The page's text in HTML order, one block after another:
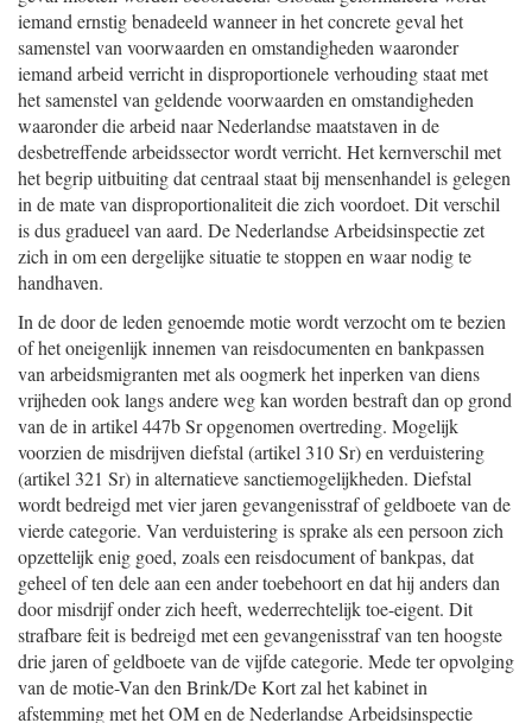
iemand ernstig benadeeld wanneer in het concrete geval het
samenstel van voorwaarden en omstandigheden waaronder
iemand arbeid verricht in disproportionele verhouding staat met
het samenstel van geldende voorwaarden en omstandigheden
waaronder die arbeid naar Nederlandse maatstaven in de
desbetreffende arbeidssector wordt verricht. Het kernverschil met
het begrip uitbuiting dat centraal staat bij mensenhandel is gelegen
in de mate van disproportionaliteit die zich voordoet. Dit verschil
is dus gradueel van aard. De Nederlandse Arbeidsinspectie zet
zich in om een dergelijke situatie te stoppen en waar nodig te
handhaven.
In de door de leden genoemde motie wordt verzocht om te bezien
of het oneigenlijk innemen van reisdocumenten en bankpassen
van arbeidsmigranten met als oogmerk het inperken van diens
vrijheden ook langs andere weg kan worden bestraft dan op grond
van de in artikel 447b Sr opgenomen overtreding. Mogelijk
voorzien de misdrijven diefstal (artikel 310 Sr) en verduistering
(artikel 321 Sr) in alternatieve sanctiemogelijkheden. Diefstal
wordt bedreigd met vier jaren gevangenisstraf of geldboete van de
vierde categorie. Van verduistering is sprake als een persoon zich
opzettelijk enig goed, zoals een reisdocument of bankpas, dat
geheel of ten dele aan een ander toebehoort en dat hij anders dan
door misdrijf onder zich heeft, wederrechtelijk toe-eigent. Dit
strafbare feit is bedreigd met een gevangenisstraf van ten hoogste
drie jaren of geldboete van de vijfde categorie. Mede ter opvolging
van de motie-Van den Brink/De Kort zal het kabinet in
afstemming met het OM en de Nederlandse Arbeidsinspectie